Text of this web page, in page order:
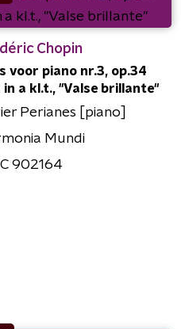
Chopin
voor piano nr.3, op.34
in a kl.t., "Valse brillante"
Perianes [piano]
Mundi
902164